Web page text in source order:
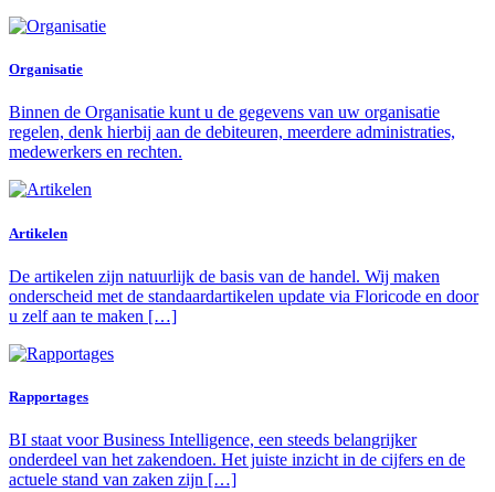
Organisatie
Binnen de Organisatie kunt u de gegevens van uw organisatie
regelen, denk hierbij aan de debiteuren, meerdere administraties,
medewerkers en rechten.
Artikelen
De artikelen zijn natuurlijk de basis van de handel. Wij maken
onderscheid met de standaardartikelen update via Floricode en door
u zelf aan te maken […]
Rapportages
BI staat voor Business Intelligence, een steeds belangrijker
onderdeel van het zakendoen. Het juiste inzicht in de cijfers en de
actuele stand van zaken zijn […]